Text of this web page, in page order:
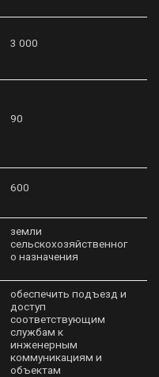
3 000
90
600
земли
сельскохозяйственног
о назначения
обеспечить подъезд и
доступ
соответствующим
службам к
инженерным
коммуникациям и
объектам